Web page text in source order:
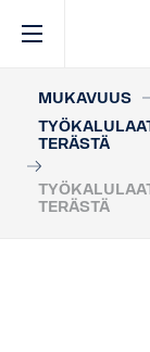
MUKAVUUS
TERÄSTÄ
TERÄSTÄ